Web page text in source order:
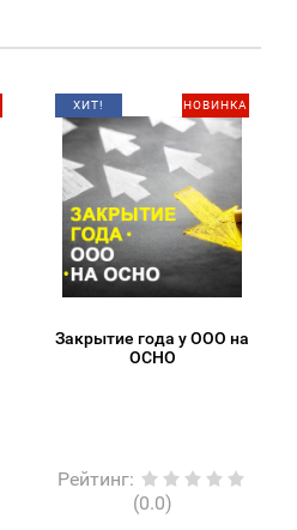
НОВИНКА
ХИТ!
Закрытие года у ООО на
ОСНО
Рейтинг:
(0.0)